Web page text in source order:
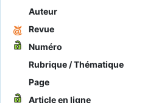
Auteur
Revue
Numéro
Rubrique / Thématique
Page
Article en ligne